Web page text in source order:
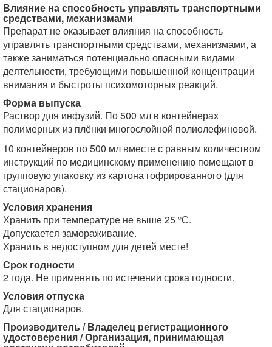
Влияние на способность управлять транспортными
средствами, механизмами
Препарат не оказывает влияния на способность
управлять транспортными средствами, механизмами, а
также заниматься потенциально опасными видами
деятельности, требующими повышенной концентрации
внимания и быстроты психомоторных реакций.
Форма выпуска
Раствор для инфузий. По 500 мл в контейнерах
полимерных из плёнки многослойной полиолефиновой.
10 контейнеров по 500 мл вместе с равным количеством
инструкций по медицинскому применению помещают в
групповую упаковку из картона гофрированного (для
стационаров).
Условия хранения
Хранить при температуре не выше 25 °С.
Допускается замораживание.
Хранить в недоступном для детей месте!
Срок годности
2 года. Не применять по истечении срока годности.
Условия отпуска
Для стационаров.
Производитель / Владелец регистрационного
удостоверения / Организация, принимающая